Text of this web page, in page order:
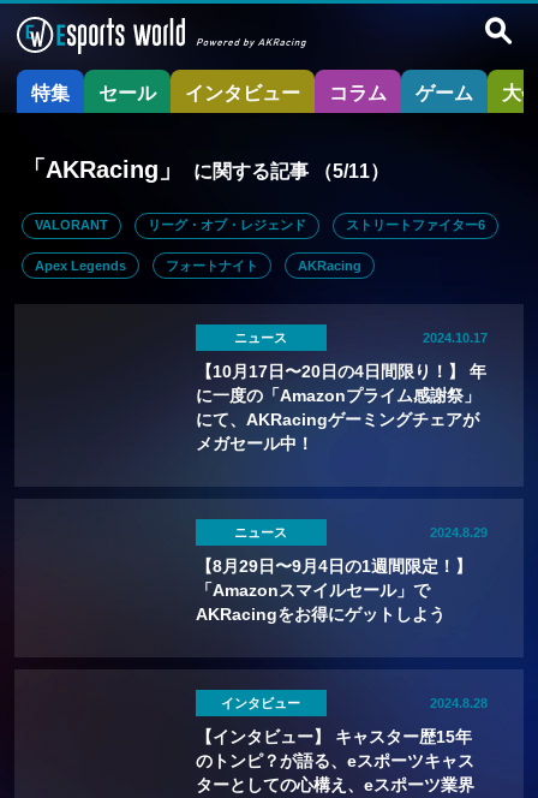
特集 セール インタビュー コラム ゲーム 大
「AKRacing」 に関する記事 （5/11）
VALORANT リーグ・オブ・レジェンド ストリートファイター6
Apex Legends フォートナイト AKRacing
ニュース 2024.10.17
【10月17日〜20日の4日間限り！】 年
に一度の「Amazonプライム感謝祭」
にて、AKRacingゲーミングチェアが
メガセール中！
ニュース 2024.8.29
【8月29日〜9月4日の1週間限定！】
「Amazonスマイルセール」で
AKRacingをお得にゲットしよう
インタビュー 2024.8.28
【インタビュー】 キャスター歴15年
のトンピ？が語る、eスポーツキャス
ターとしての心構え、eスポーツ業界